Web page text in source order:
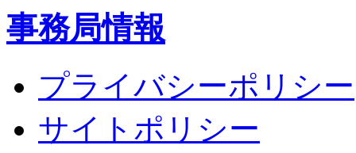
事務局情報
プライバシーポリシー
サイトポリシー